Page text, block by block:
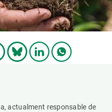
actualment responsable de